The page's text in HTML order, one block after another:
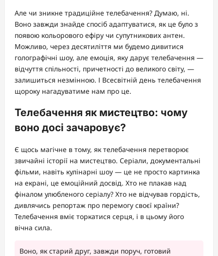
Але чи зникне традиційне телебачення? Думаю, ні.
Воно завжди знайде спосіб адаптуватися, як це було з
появою кольорового ефіру чи супутникових антен.
Можливо, через десятиліття ми будемо дивитися
голографічні шоу, але емоція, яку дарує телебачення —
відчуття спільності, причетності до великого світу, —
залишиться незмінною. І Всесвітній день телебачення
щороку нагадуватиме нам про це.
Телебачення як мистецтво: чому
воно досі зачаровує?
Є щось магічне в тому, як телебачення перетворює
звичайні історії на мистецтво. Серіали, документальні
фільми, навіть кулінарні шоу — це не просто картинка
на екрані, це емоційний досвід. Хто не плакав над
фіналом улюбленого серіалу? Хто не відчував гордість,
дивлячись репортаж про перемогу своєї країни?
Телебачення вміє торкатися серця, і в цьому його
вічна сила.
Воно, як старий друг, завжди поруч, готовий